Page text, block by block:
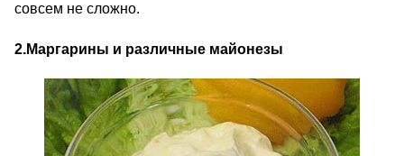
совсем не сложно.
2.Маргарины и различные майонезы